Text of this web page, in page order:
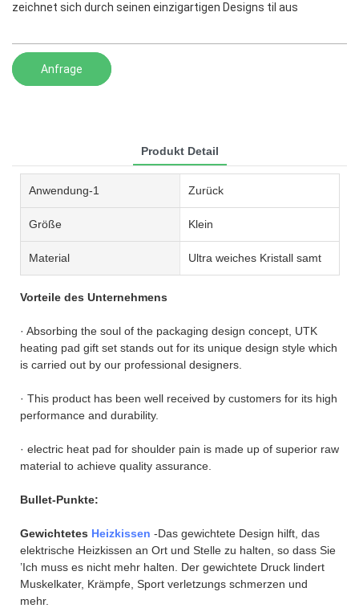
zeichnet sich durch seinen einzigartigen Designs til aus
Anfrage
Produkt Detail
Anwendung-1 Zurück
Größe Klein
Material Ultra weiches Kristall samt
Vorteile des Unternehmens
· Absorbing the soul of the packaging design concept, UTK
heating pad gift set stands out for its unique design style which
is carried out by our professional designers.
· This product has been well received by customers for its high
performance and durability.
· electric heat pad for shoulder pain is made up of superior raw
material to achieve quality assurance.
Bullet-Punkte:
Gewichtetes Heizkissen -Das gewichtete Design hilft, das
elektrische Heizkissen an Ort und Stelle zu halten, so dass Sie
’Ich muss es nicht mehr halten. Der gewichtete Druck lindert
Muskelkater, Krämpfe, Sport verletzungs schmerzen und
mehr.